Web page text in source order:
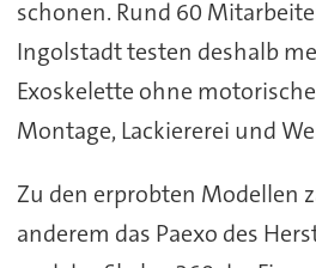
schonen. Rund 60
Ingolstadt testen deshalb
Exoskelette ohne
Montage, Lackiererei und
Zu den erprobten Modellen
anderem das Paexo des